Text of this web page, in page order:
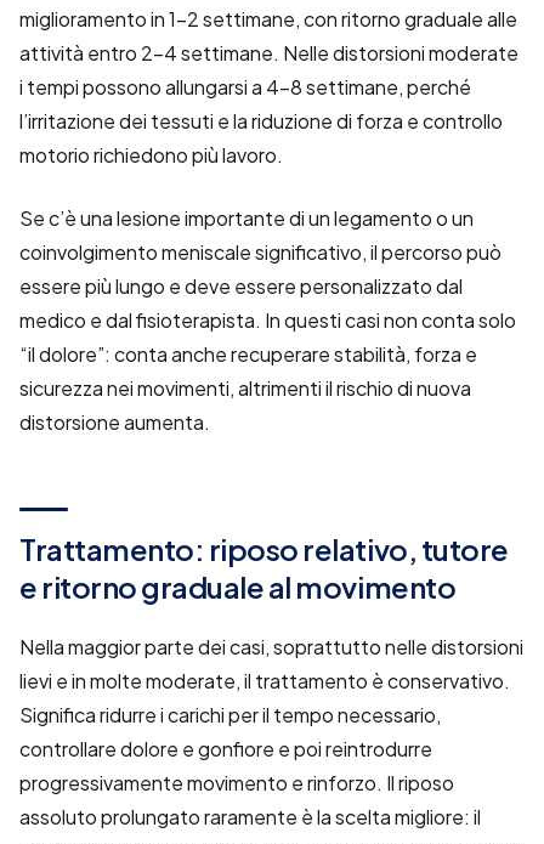
miglioramento in 1–2 settimane, con ritorno graduale alle
attività entro 2–4 settimane. Nelle distorsioni moderate
i tempi possono allungarsi a 4–8 settimane, perché
l’irritazione dei tessuti e la riduzione di forza e controllo
motorio richiedono più lavoro.
Se c’è una lesione importante di un legamento o un
coinvolgimento meniscale significativo, il percorso può
essere più lungo e deve essere personalizzato dal
medico e dal fisioterapista. In questi casi non conta solo
“il dolore”: conta anche recuperare stabilità, forza e
sicurezza nei movimenti, altrimenti il rischio di nuova
distorsione aumenta.
Trattamento: riposo relativo, tutore
e ritorno graduale al movimento
Nella maggior parte dei casi, soprattutto nelle distorsioni
lievi e in molte moderate, il trattamento è conservativo.
Significa ridurre i carichi per il tempo necessario,
controllare dolore e gonfiore e poi reintrodurre
progressivamente movimento e rinforzo. Il riposo
assoluto prolungato raramente è la scelta migliore: il